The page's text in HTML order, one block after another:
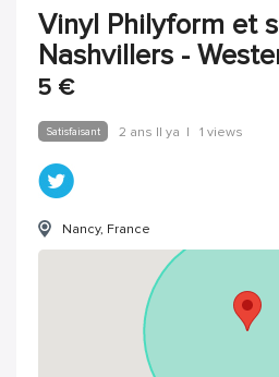
Vinyl Philyform et
Nashvillers -
5 €
Satisfaisant 2 ans Il ya | 1 views
Nancy, France